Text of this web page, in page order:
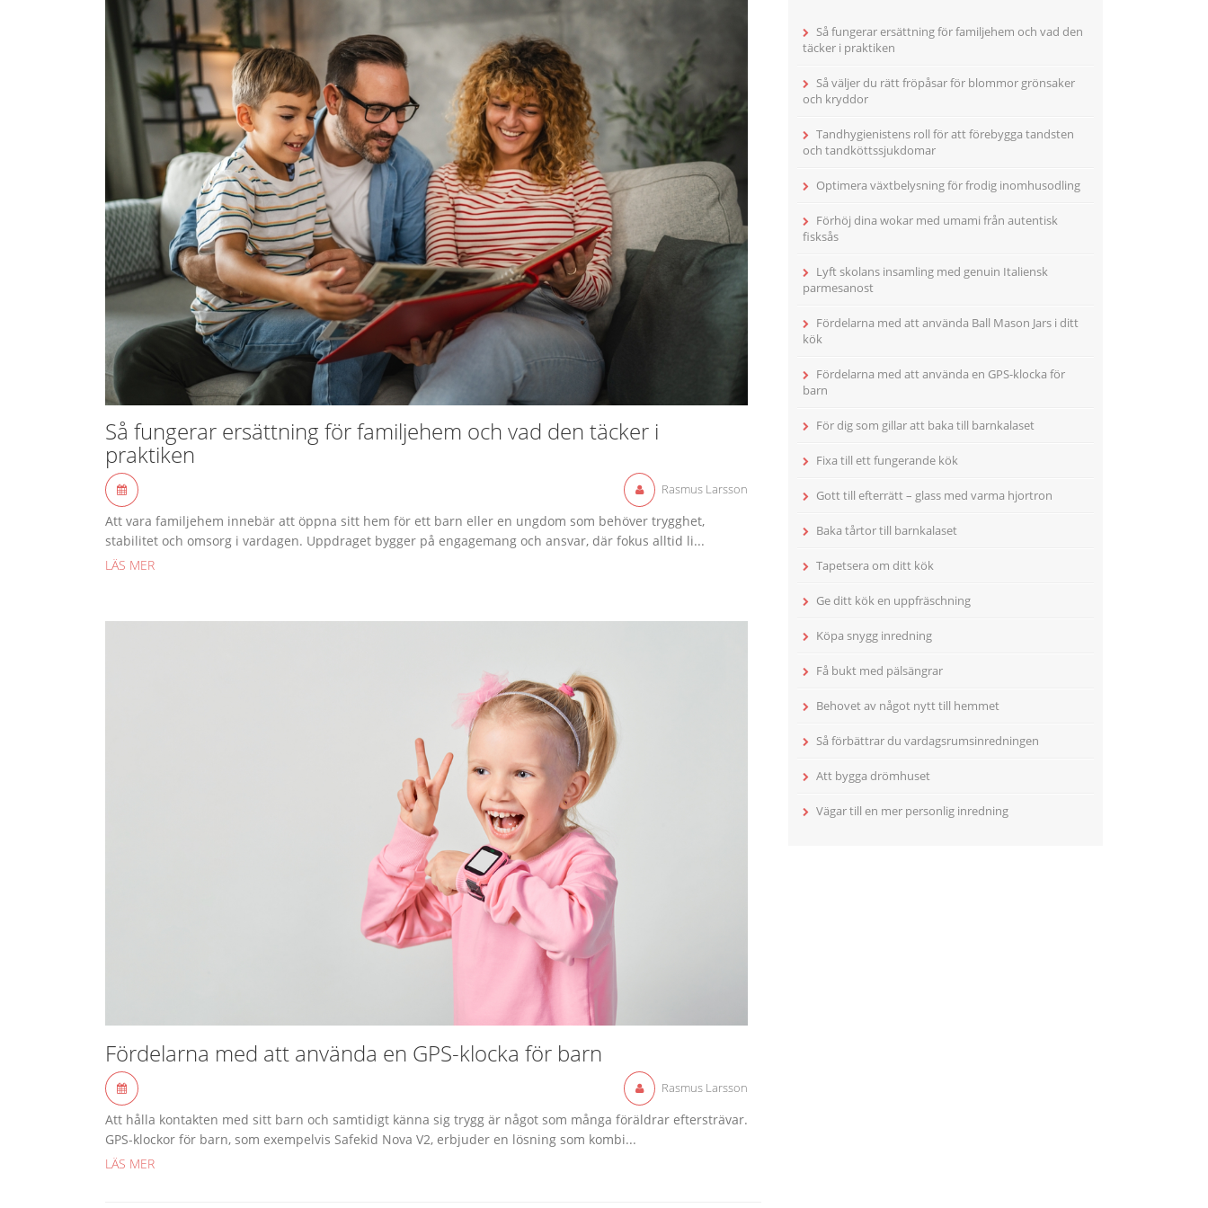
Så fungerar ersättning för familjehem och vad den täcker i
praktiken
Rasmus Larsson
Att vara familjehem innebär att öppna sitt hem för ett barn eller en ungdom som behöver trygghet,
stabilitet och omsorg i vardagen. Uppdraget bygger på engagemang och ansvar, där fokus alltid li...
LÄS MER
Fördelarna med att använda en GPS-klocka för barn
Rasmus Larsson
Att hålla kontakten med sitt barn och samtidigt känna sig trygg är något som många föräldrar eftersträvar.
GPS-klockor för barn, som exempelvis Safekid Nova V2, erbjuder en lösning som kombi...
LÄS MER
Så fungerar ersättning för familjehem och vad den
täcker i praktiken
Så väljer du rätt fröpåsar för blommor grönsaker
och kryddor
Tandhygienistens roll för att förebygga tandsten
och tandköttssjukdomar
Optimera växtbelysning för frodig inomhusodling
Förhöj dina wokar med umami från autentisk
fisksås
Lyft skolans insamling med genuin Italiensk
parmesanost
Fördelarna med att använda Ball Mason Jars i ditt
kök
Fördelarna med att använda en GPS-klocka för
barn
För dig som gillar att baka till barnkalaset
Fixa till ett fungerande kök
Gott till efterrätt – glass med varma hjortron
Baka tårtor till barnkalaset
Tapetsera om ditt kök
Ge ditt kök en uppfräschning
Köpa snygg inredning
Få bukt med pälsängrar
Behovet av något nytt till hemmet
Så förbättrar du vardagsrumsinredningen
Att bygga drömhuset
Vägar till en mer personlig inredning